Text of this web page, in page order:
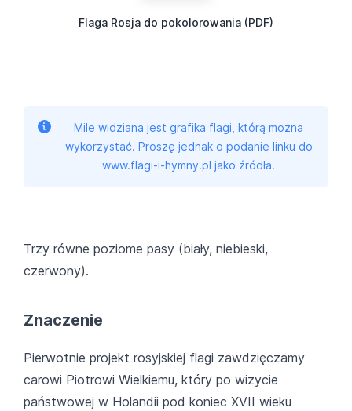
Flaga Rosja do pokolorowania (PDF)
Mile widziana jest grafika flagi, którą można
wykorzystać. Proszę jednak o podanie linku do
www.flagi-i-hymny.pl jako źródła.
Trzy równe poziome pasy (biały, niebieski,
czerwony).
Znaczenie
Pierwotnie projekt rosyjskiej flagi zawdzięczamy
carowi Piotrowi Wielkiemu, który po wizycie
państwowej w Holandii pod koniec XVII wieku